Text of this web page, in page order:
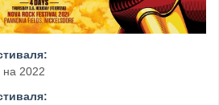
2022